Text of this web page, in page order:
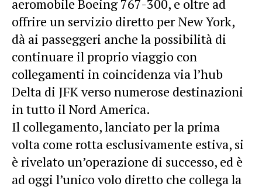
aeromobile Boeing 767-300, e oltre ad
offrire un servizio diretto per New York,
dà ai passeggeri anche la possibilità di
continuare il proprio viaggio con
collegamenti in coincidenza via l’hub
Delta di JFK verso numerose destinazioni
in tutto il Nord America.
Il collegamento, lanciato per la prima
volta come rotta esclusivamente estiva, si
è rivelato un’operazione di successo, ed è
ad oggi l’unico volo diretto che collega la